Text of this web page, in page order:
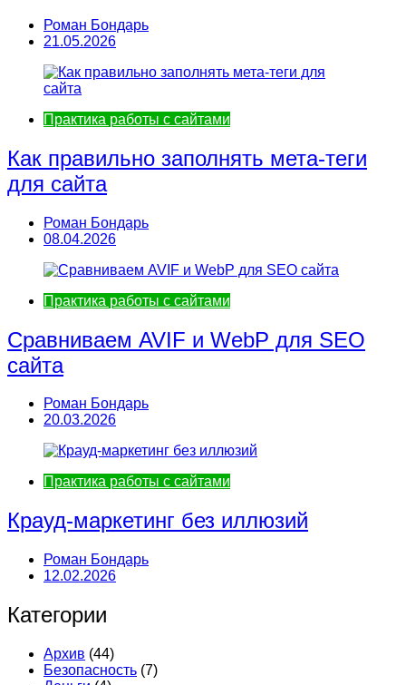
Роман Бондарь
21.05.2026
Практика работы с сайтами
Как правильно заполнять мета-теги
для сайта
Роман Бондарь
08.04.2026
Практика работы с сайтами
Сравниваем AVIF и WebP для SEO
сайта
Роман Бондарь
20.03.2026
Практика работы с сайтами
Крауд-маркетинг без иллюзий
Роман Бондарь
12.02.2026
Категории
Архив (44)
Безопасность (7)